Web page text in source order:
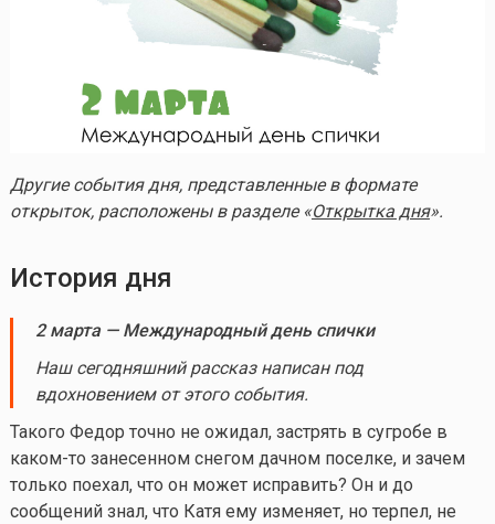
Другие события дня, представленные в формате
открыток, расположены в разделе «Открытка дня».
История дня
2 марта — Международный день спички
Наш сегодняшний рассказ написан под
вдохновением от этого события.
Такого Федор точно не ожидал, застрять в сугробе в
каком-то занесенном снегом дачном поселке, и зачем
только поехал, что он может исправить? Он и до
сообщений знал, что Катя ему изменяет, но терпел, не